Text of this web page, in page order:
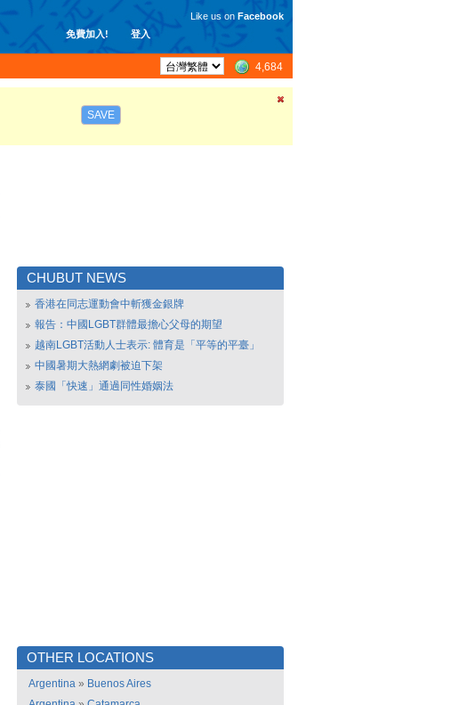
免費加入! 登入
Like us on Facebook
4,684
SAVE
CHUBUT NEWS
香港在同志運動會中斬獲金銀牌
報告：中國LGBT群體最擔心父母的期望
越南LGBT活動人士表示: 體育是「平等的平臺」
中國暑期大熱網劇被迫下架
泰國「快速」通過同性婚姻法
OTHER LOCATIONS
Argentina » Buenos Aires